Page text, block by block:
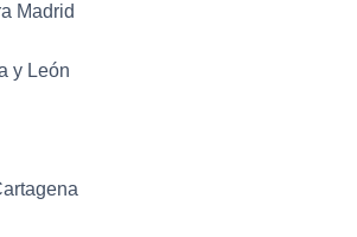
Madrid
y León